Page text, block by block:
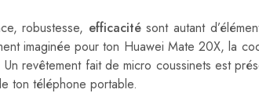
robustesse, efficacitésont autant
imaginée pour ton Huawei Mate 20X, la
revêtement fait de micro coussinets est
ton téléphone portable.